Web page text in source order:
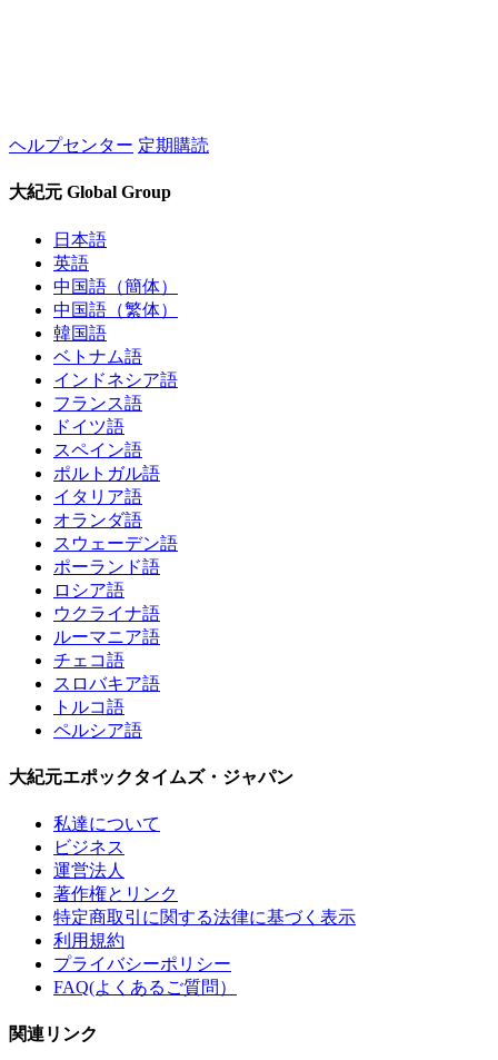
ヘルプセンター 定期購読
大紀元 Global Group
日本語
英語
中国語（簡体）
中国語（繁体）
韓国語
ベトナム語
インドネシア語
フランス語
ドイツ語
スペイン語
ポルトガル語
イタリア語
オランダ語
スウェーデン語
ポーランド語
ロシア語
ウクライナ語
ルーマニア語
チェコ語
スロバキア語
トルコ語
ペルシア語
大紀元エポックタイムズ・ジャパン
私達について
ビジネス
運営法人
著作権とリンク
特定商取引に関する法律に基づく表示
利用規約
プライバシーポリシー
FAQ(よくあるご質問）
関連リンク